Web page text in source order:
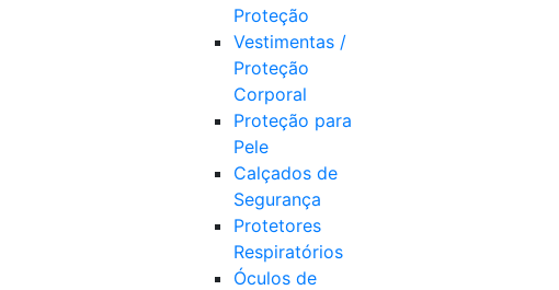
Proteção
Vestimentas /
Proteção
Corporal
Proteção para
Pele
Calçados de
Segurança
Protetores
Respiratórios
Óculos de